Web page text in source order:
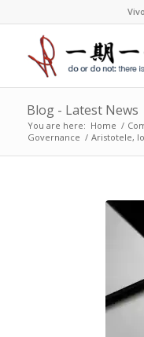
Blog - Latest News
You are here: Home /
Governance / Aristotele,